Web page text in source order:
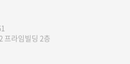
프라임빌딩 2층